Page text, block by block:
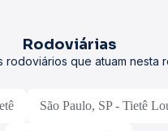
Rodoviárias
rodoviários que atuam nesta
São Paulo, SP - Tietê